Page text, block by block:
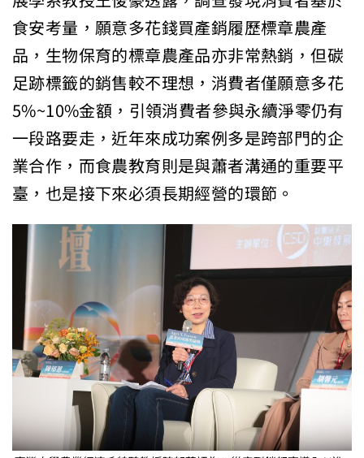
食安考量，願意多花錢買產銷履歷標章農產
品，生物保育的標章農產品亦非常熱銷，但碳
足跡標籤的銷售較不理想，消費者僅願意多花
5%~10%金額，引領消費者參與永續淨零仍有
一段路要走，近年來成功案例多是跨部門的企
業合作，而食農教育則是與蕭者溝通的重要平
臺，也是接下來必須長期經營的環節。